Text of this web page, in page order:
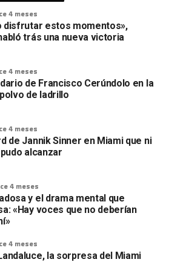
4 meses
disfrutar estos momentos»,
trás una nueva victoria
4 meses
de Francisco Cerúndolo en la
de ladrillo
4 meses
de Jannik Sinner en Miami que ni
alcanzar
4 meses
y el drama mental que
«Hay voces que no deberían
4 meses
la sorpresa del Miami